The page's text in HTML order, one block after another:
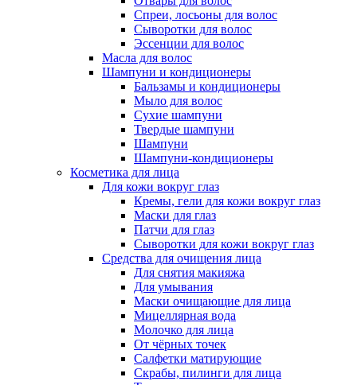
Спреи, лосьоны для волос
Сыворотки для волос
Эссенции для волос
Масла для волос
Шампуни и кондиционеры
Бальзамы и кондиционеры
Мыло для волос
Сухие шампуни
Твердые шампуни
Шампуни
Шампуни-кондиционеры
Косметика для лица
Для кожи вокруг глаз
Кремы, гели для кожи вокруг глаз
Маски для глаз
Патчи для глаз
Сыворотки для кожи вокруг глаз
Средства для очищения лица
Для снятия макияжа
Для умывания
Маски очищающие для лица
Мицеллярная вода
Молочко для лица
От чёрных точек
Салфетки матирующие
Скрабы, пилинги для лица